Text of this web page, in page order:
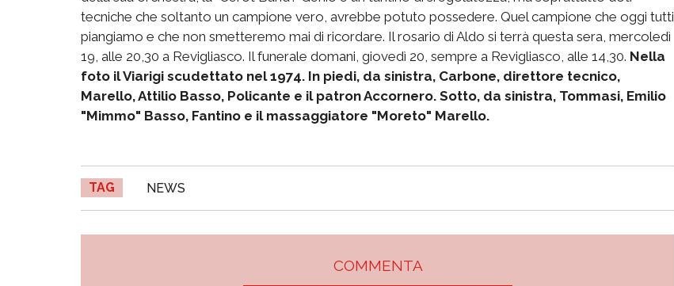
tecniche che soltanto un campione vero, avrebbe potuto possedere. Quel campione che oggi tutti
piangiamo e che non smetteremo mai di ricordare. Il rosario di Aldo si terrà questa sera, mercoledì
19, alle 20,30 a Revigliasco. Il funerale domani, giovedì 20, sempre a Revigliasco, alle 14,30. Nella
foto il Viarigi scudettato nel 1974. In piedi, da sinistra, Carbone, direttore tecnico,
Marello, Attilio Basso, Policante e il patron Accornero. Sotto, da sinistra, Tommasi, Emilio
"Mimmo" Basso, Fantino e il massaggiatore "Moreto" Marello.
TAG NEWS
COMMENTA